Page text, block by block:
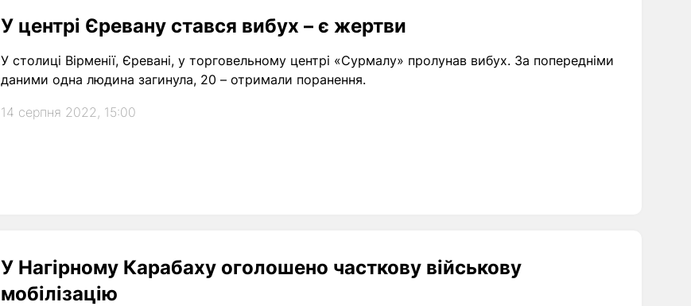
У центрі Єревану стався вибух – є жертви
У столиці Вірменії, Єревані, у торговельному центрі «Сурмалу» пролунав вибух. За попередніми
даними одна людина загинула, 20 – отримали поранення.
14 серпня 2022, 15:00
У Нагірному Карабаху оголошено часткову військову
мобілізацію